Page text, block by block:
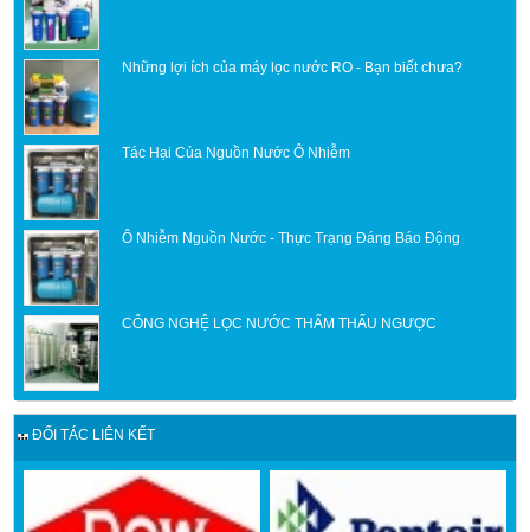
Những lợi ích của máy lọc nước RO - Bạn biết chưa?
Tác Hại Của Nguồn Nước Ô Nhiễm
Ô Nhiễm Nguồn Nước - Thực Trạng Đáng Báo Động
CÔNG NGHỆ LỌC NƯỚC THẨM THẤU NGƯỢC
ĐỐI TÁC LIÊN KẾT